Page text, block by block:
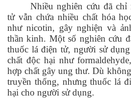
Nhiều nghiên cứu đã chỉ
tử vẫn chứa nhiều chất hóa
như nicotin, gây nghiện và
thần kinh. Một số nghiên cứu
thuốc lá điện tử, người sử
chất độc hại như
hợp chất gây ung thư. Dù
truyền thống, nhưng thuốc lá
hại cho người sử dụng.